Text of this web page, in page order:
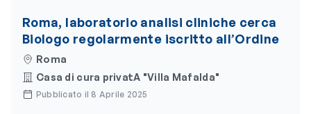
Roma, laboratorio analisi cliniche cerca
Biologo regolarmente iscritto all’Ordine
Roma
Casa di cura privatA "Villa Mafalda"
Pubblicato il 8 Aprile 2025